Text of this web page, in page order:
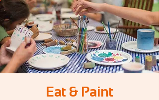
Eat & Paint